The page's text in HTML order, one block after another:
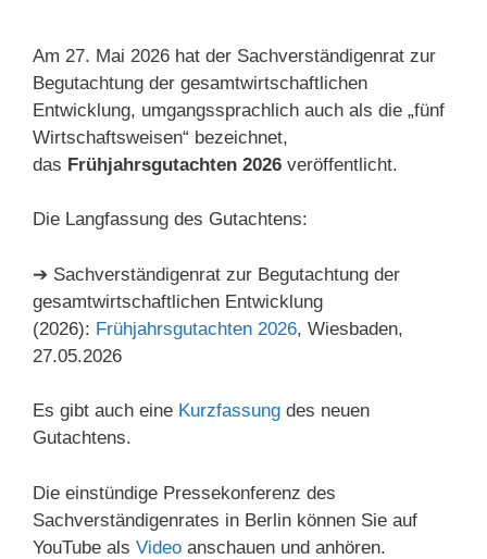
Am 27. Mai 2026 hat der Sachverständigenrat zur
Begutachtung der gesamtwirtschaftlichen
Entwicklung, umgangssprachlich auch als die „fünf
Wirtschaftsweisen“ bezeichnet,
das Frühjahrsgutachten 2026 veröffentlicht.
Die Langfassung des Gutachtens:
➔ Sachverständigenrat zur Begutachtung der
gesamtwirtschaftlichen Entwicklung
(2026): Frühjahrsgutachten 2026, Wiesbaden,
27.05.2026
Es gibt auch eine Kurzfassung des neuen
Gutachtens.
Die einstündige Pressekonferenz des
Sachverständigenrates in Berlin können Sie auf
YouTube als Video anschauen und anhören.